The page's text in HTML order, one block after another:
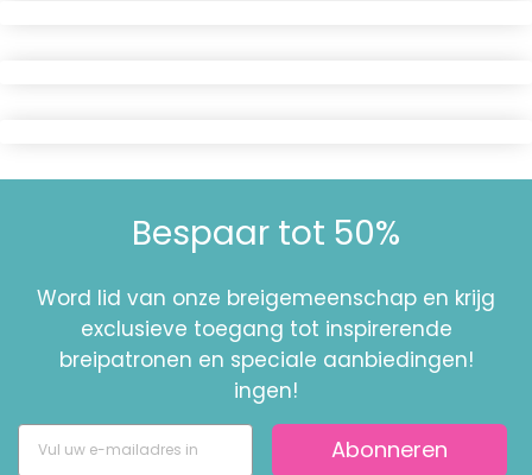
Bespaar tot 50%
Word lid van onze breigemeenschap en krijg
exclusieve toegang tot inspirerende
breipatronen en speciale aanbiedingen!
ingen!
Abonneren